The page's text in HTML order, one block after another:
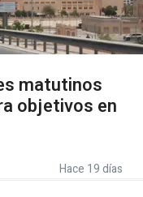
matutinos
objetivos en
Hace 19 días